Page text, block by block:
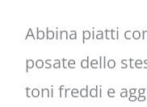
Abbina piatti
posate dello
toni freddi e